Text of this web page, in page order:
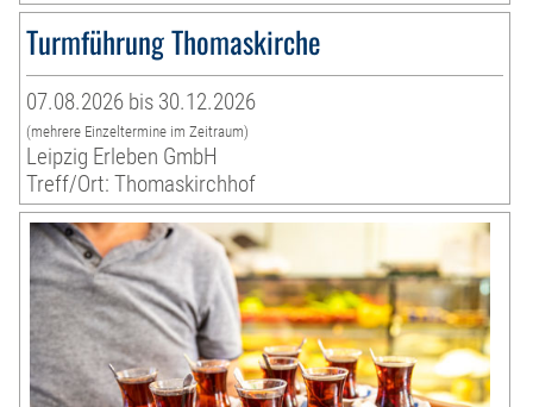
Turmführung Thomaskirche
07.08.2026 bis 30.12.2026
(mehrere Einzeltermine im Zeitraum)
Leipzig Erleben GmbH
Treff/Ort: Thomaskirchhof